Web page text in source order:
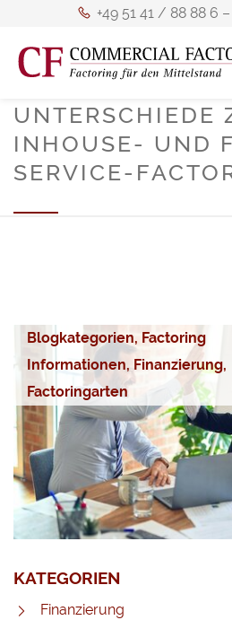
+49
41
88
88
6
+49 51 41 / 88 88 6
Mitglied
des
BFM
Mitglied
UNTERSCHIEDE
INHOUSE- UND
SERVICE-
Blogkategorien, Factoring
Informationen, Finanzierung,
Factoringarten
KATEGORIEN
Finanzierung